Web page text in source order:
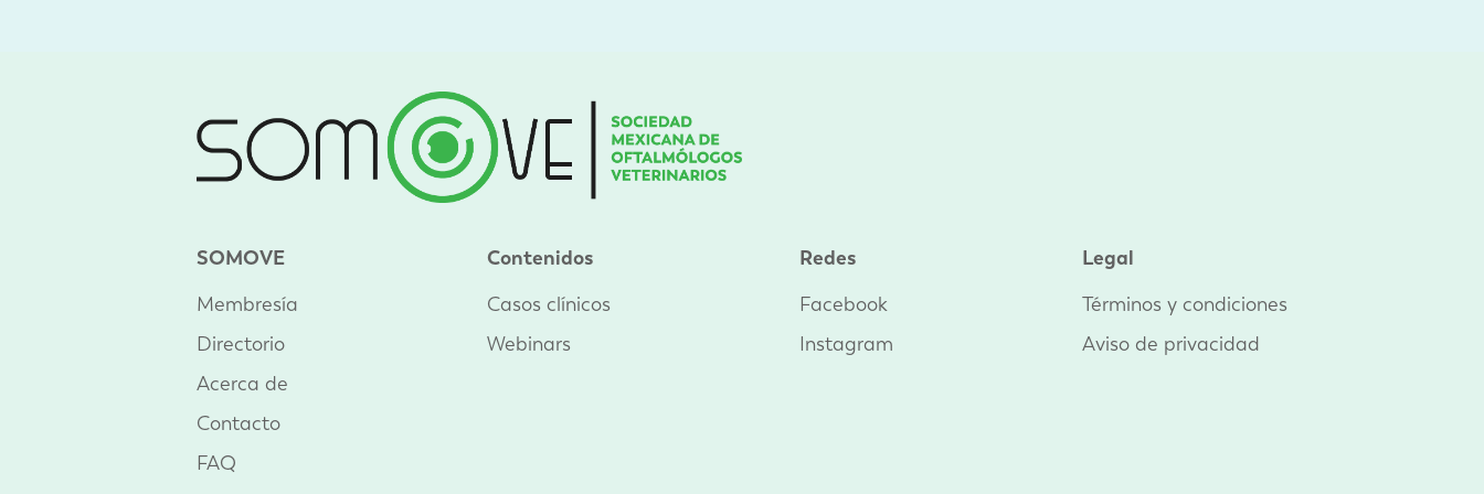
SOMOVE
Membresía
Directorio
Acerca de
Contacto
FAQ
Contenidos
Casos clínicos
Webinars
Redes
Facebook
Instagram
Legal
Términos y condiciones
Aviso de privacidad